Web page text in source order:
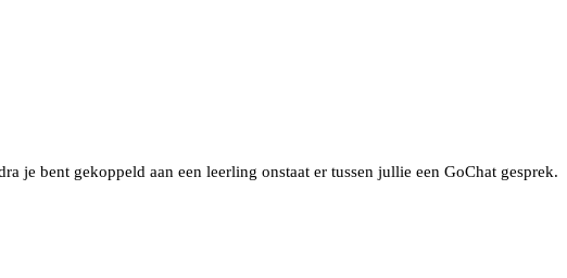
je bent gekoppeld aan een leerling onstaat er tussen jullie een GoChat gesprek.